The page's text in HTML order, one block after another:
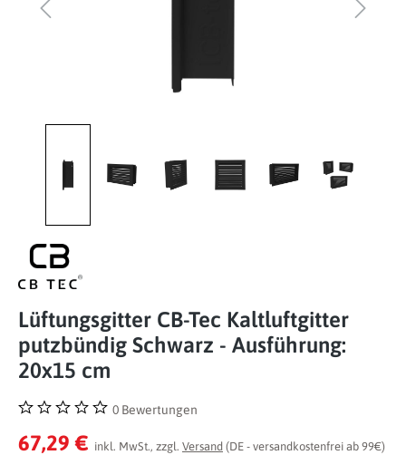
Lüftungsgitter CB-Tec Kaltluftgitter
putzbündig Schwarz - Ausführung:
20x15 cm
Durchschnittliche Bewertung von 0 von 5 Sternen
0 Bewertungen
67,29 € inkl. MwSt., zzgl. Versand (DE - versandkostenfrei ab 99€)